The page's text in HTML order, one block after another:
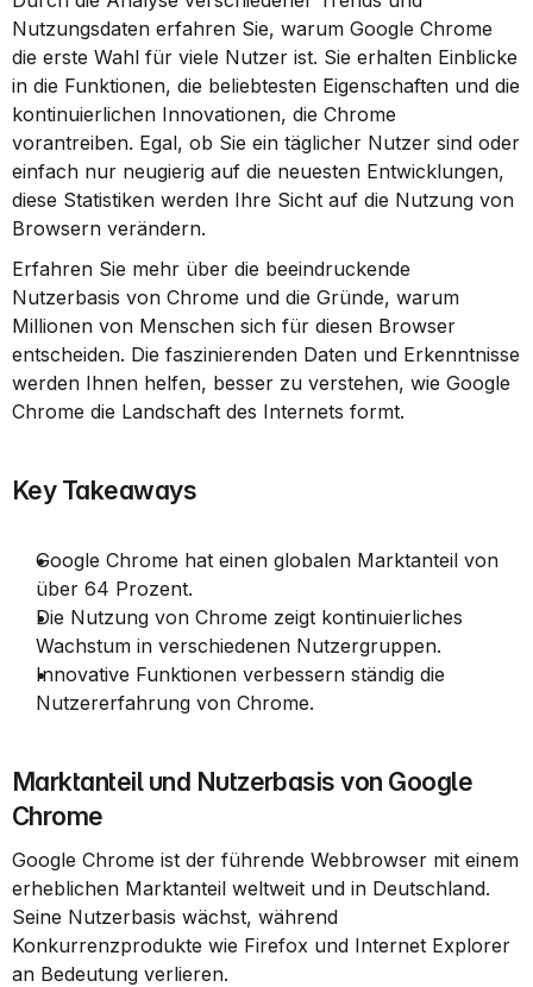
Nutzungsdaten erfahren Sie, warum Google Chrome
die erste Wahl für viele Nutzer ist. Sie erhalten Einblicke
in die Funktionen, die beliebtesten Eigenschaften und die
kontinuierlichen Innovationen, die Chrome
vorantreiben. Egal, ob Sie ein täglicher Nutzer sind oder
einfach nur neugierig auf die neuesten Entwicklungen,
diese Statistiken werden Ihre Sicht auf die Nutzung von
Browsern verändern.
Erfahren Sie mehr über die beeindruckende
Nutzerbasis von Chrome und die Gründe, warum
Millionen von Menschen sich für diesen Browser
entscheiden. Die faszinierenden Daten und Erkenntnisse
werden Ihnen helfen, besser zu verstehen, wie Google
Chrome die Landschaft des Internets formt.
Key Takeaways
Google Chrome hat einen globalen Marktanteil von
über 64 Prozent.
Die Nutzung von Chrome zeigt kontinuierliches
Wachstum in verschiedenen Nutzergruppen.
Innovative Funktionen verbessern ständig die
Nutzererfahrung von Chrome.
Marktanteil und Nutzerbasis von Google
Chrome
Google Chrome ist der führende Webbrowser mit einem
erheblichen Marktanteil weltweit und in Deutschland.
Seine Nutzerbasis wächst, während
Konkurrenzprodukte wie Firefox und Internet Explorer
an Bedeutung verlieren.